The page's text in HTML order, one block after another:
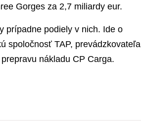
Gorges za 2,7 miliardy eur.
prípadne podiely v nich. Ide o
spoločnosť TAP, prevádzkovateľa
nákladu CP Carga.